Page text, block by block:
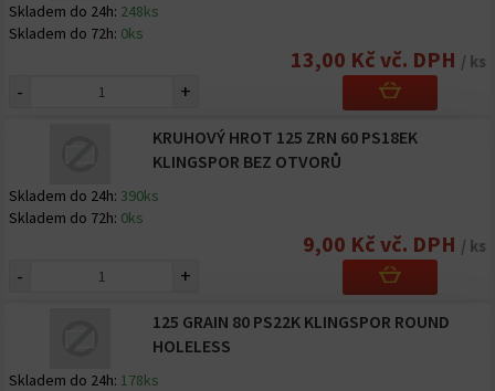
Skladem do 24h: 248ks
Skladem do 72h: 0ks
13,00 Kč vč. DPH / ks
- +
KRUHOVÝ HROT 125 ZRN 60 PS18EK
KLINGSPOR BEZ OTVORŮ
Skladem do 24h: 390ks
Skladem do 72h: 0ks
9,00 Kč vč. DPH / ks
- +
125 GRAIN 80 PS22K KLINGSPOR ROUND
HOLELESS
Skladem do 24h: 178ks